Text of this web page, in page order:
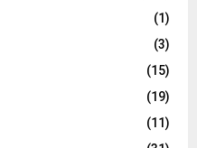
(1)
(3)
(15)
(19)
(11)